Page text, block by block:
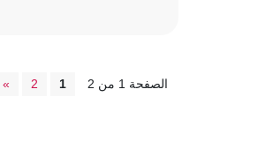
الصفحة 1 من 2 1
2
»